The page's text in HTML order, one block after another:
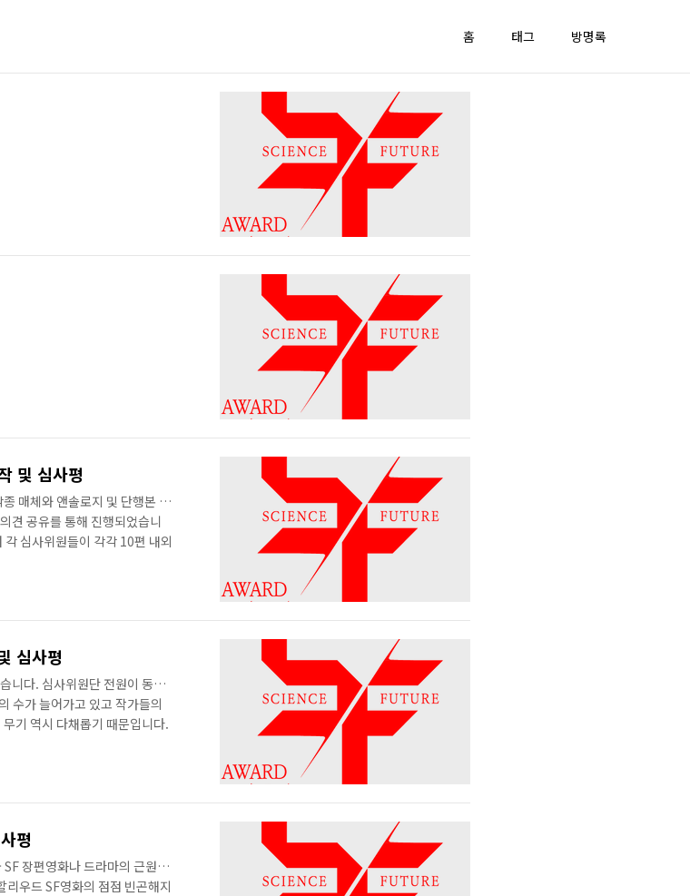
홈
태그 방명록
및 심사평
매체와 앤솔로지 및 단행본 등
견 공유를 통해 진행되었습니
심사위원들이 각각 10편 내외
, 심사위원들은 사전에 많은
작품들의 긍정적인 평가 사항
심사평
니다. 심사위원단 전원이 동의
수가 늘어가고 있고 작가들의
기 역시 다채롭기 때문입니다.
펼쳐보이는 작품에 감탄하고,
에 대한 의견 재정립 등이 너무
평
장편영화나 드라마의 근원적
우드 SF영화의 점점 빈곤해지